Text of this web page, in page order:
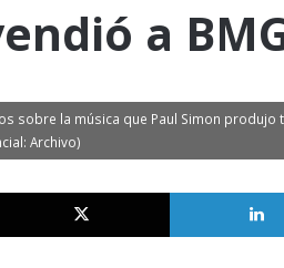
a
sobre la música que Paul Simon
Archivo)
X